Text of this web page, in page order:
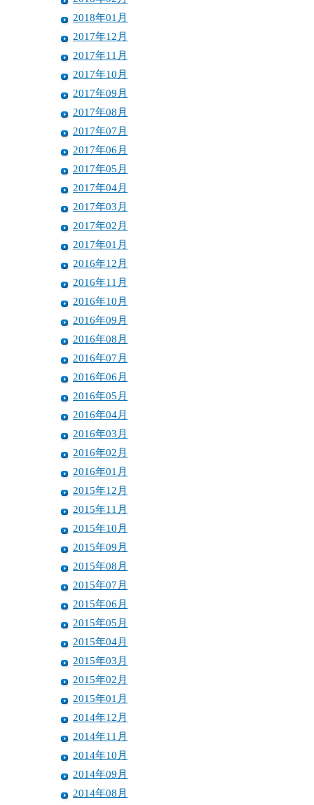
2018年01月
2017年12月
2017年11月
2017年10月
2017年09月
2017年08月
2017年07月
2017年06月
2017年05月
2017年04月
2017年03月
2017年02月
2017年01月
2016年12月
2016年11月
2016年10月
2016年09月
2016年08月
2016年07月
2016年06月
2016年05月
2016年04月
2016年03月
2016年02月
2016年01月
2015年12月
2015年11月
2015年10月
2015年09月
2015年08月
2015年07月
2015年06月
2015年05月
2015年04月
2015年03月
2015年02月
2015年01月
2014年12月
2014年11月
2014年10月
2014年09月
2014年08月